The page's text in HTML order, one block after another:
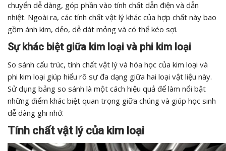
chuyển dễ dàng, góp phần vào tính chất dẫn điện và dẫn
nhiệt. Ngoài ra, các tính chất vật lý khác của hợp chất này bao
gồm ánh kim, dẻo, dễ dát mỏng và có thể kéo sợi.
Sự khác biệt giữa kim loại và phi kim loại
So sánh cấu trúc, tính chất vật lý và hóa học của kim loại và
phi kim loại giúp hiểu rõ sự đa dạng giữa hai loại vật liệu này.
Sử dụng bảng so sánh là một cách hiệu quả để làm nổi bật
những điểm khác biệt quan trọng giữa chúng và giúp học sinh
dễ dàng ghi nhớ.
Tính chất vật lý của kim loại